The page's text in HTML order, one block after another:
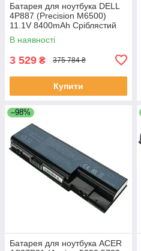
Батарея для ноутбука DELL
4P887 (Precision M6500)
11.1V 8400mAh Сріблястий
В наявності
3 529 ₴ 375 784 ₴
Купити
–98%
Батарея для ноутбука ACER